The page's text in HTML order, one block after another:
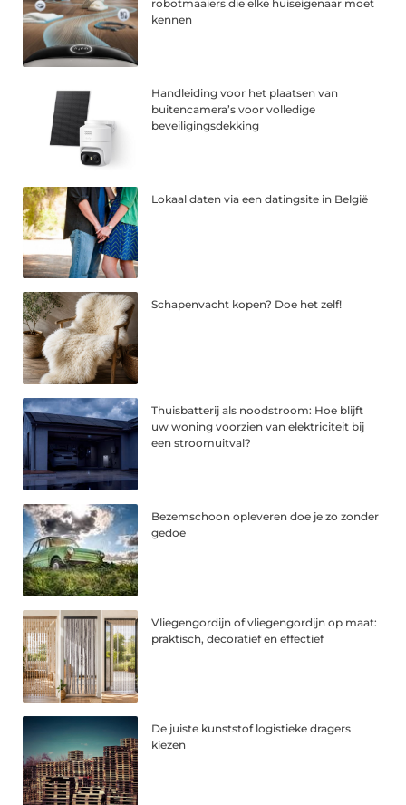
robotmaaiers die elke huiseigenaar moet
kennen
Handleiding voor het plaatsen van
buitencamera’s voor volledige
beveiligingsdekking
Lokaal daten via een datingsite in België
Schapenvacht kopen? Doe het zelf!
Thuisbatterij als noodstroom: Hoe blijft
uw woning voorzien van elektriciteit bij
een stroomuitval?
Bezemschoon opleveren doe je zo zonder
gedoe
Vliegengordijn of vliegengordijn op maat:
praktisch, decoratief en effectief
De juiste kunststof logistieke dragers
kiezen